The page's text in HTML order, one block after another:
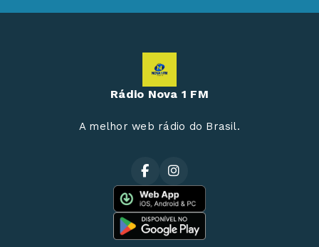
Rádio Nova 1 FM
A melhor web rádio do Brasil.